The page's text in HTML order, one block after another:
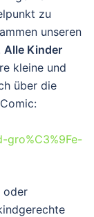
zu
unseren
Alle Kinder
kleine und
über die
gro%C3%9Fe-
oder